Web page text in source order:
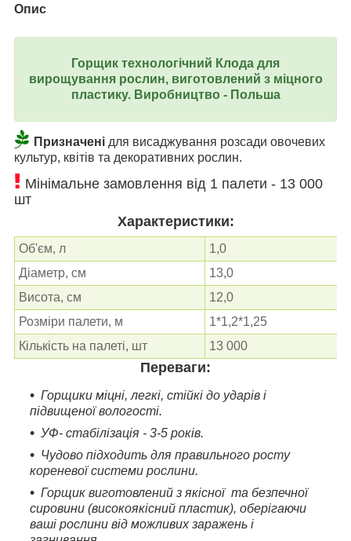
Опис
Горщик технологічний Клода для
вирощування рослин, виготовлений з міцного
пластику. Виробництво - Польша
Призначені для висаджування розсади овочевих
культур, квітів та декоративних рослин.
Мінімальне замовлення від 1 палети - 13 000
шт
Характеристики:
Об'єм, л
1,0
Діаметр, см
13,0
Висота, см
12,0
Розміри палети, м
1*1,2*1,25
Кількість на палеті, шт
13 000
Переваги:
Горщики міцні, легкі, стійкі до ударів і
підвищеної вологості.
УФ- стабілізація - 3-5 років.
Чудово підходить для правильного росту
кореневої системи рослини.
Горщик виготовлений з якісної та безпечної
сировини (високоякісний пластик), оберігаючи
ваші рослини від можливих заражень і